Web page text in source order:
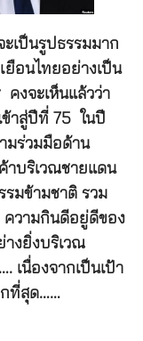
เป็นรูปธรรมมาก
อนไทยอย่างเป็น
งจะเห็นแล้วว่า
ข้าสู่ปีที่ 75 ในปี
มร่วมมือด้าน
าบริเวณชายแดน
มข้ามชาติ รวม
ความกินดีอยู่ดีของ
างยิ่งบริเวณ
เนื่องจากเป็นเป้า
กที่สุด……